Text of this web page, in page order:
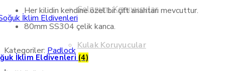
Solunum Koruyucular
Kulak Koruyucular
İklim Eldivenleri (4)
Her kilidin kendine özel bir çift anahtarı mevcuttur.
80mm SS304 çelik kanca.
Kategoriler: Padlock